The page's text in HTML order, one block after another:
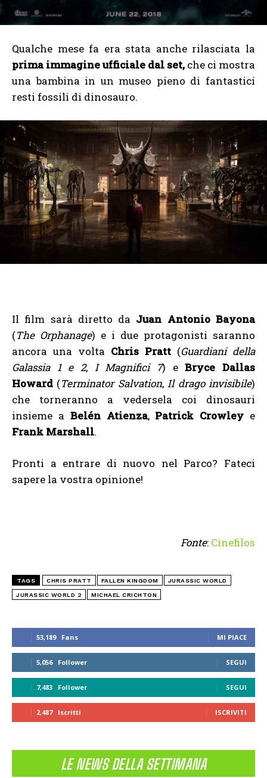
53,189 Fans MI PIACE
5,056 Follower SEGUI
7,483 Follower SEGUI
2,487 Iscritti ISCRIVITI
LE NEWS DELLA SETTIMANA
Qualche mese fa era stata anche rilasciata la
prima immagine ufficiale dal set, che ci mostra
una bambina in un museo pieno di fantastici
resti fossili di dinosauro.
Il film sarà diretto da Juan Antonio Bayona
(The Orphanage) e i due protagonisti saranno
ancora una volta Chris Pratt (Guardiani della
Galassia 1 e 2, I Magnifici 7) eBryce Dallas
Howard (Terminator Salvation,Il drago invisibile)
che torneranno a vedersela coi dinosauri
insieme a Belén Atienza, Patrick Crowley e
Frank Marshall.
Pronti a entrare di nuovo nel Parco? Fateci
sapere la vostra opinione!
Fonte: Cinefilos
TAGS CHRIS PRATT FALLEN KINGDOM JURASSIC WORLD
JURASSIC WORLD 2 MICHAEL CRICHTON